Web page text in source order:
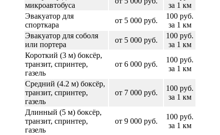
микроавтобуса
за 1 км
Эвакуатор для
спорткара
от 5 000 руб.
100 руб.
за 1 км
Эвакуатор для соболя
или портера
от 5 000 руб.
100 руб.
за 1 км
Короткий (3 м) боксёр,
транзит, спринтер,
газель
от 6 000 руб.
100 руб.
за 1 км
Средний (4.2 м) боксёр,
транзит, спринтер,
газель
от 7 000 руб.
100 руб.
за 1 км
Длинный (5 м) боксёр,
транзит, спринтер,
газель
от 9 000 руб.
100 руб.
за 1 км